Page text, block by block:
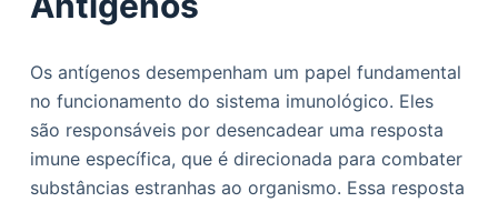
Os antígenos desempenham um papel fundamental
no funcionamento do sistema imunológico. Eles
são responsáveis por desencadear uma resposta
imune específica, que é direcionada para combater
substâncias estranhas ao organismo. Essa resposta